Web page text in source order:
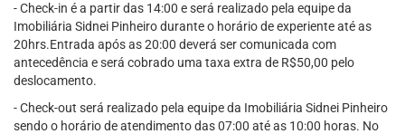
- Check-in é a partir das 14:00 e será realizado pela equipe da
Imobiliária Sidnei Pinheiro durante o horário de experiente até as
20hrs.Entrada após as 20:00 deverá ser comunicada com
antecedência e será cobrado uma taxa extra de R$50,00 pelo
deslocamento.
- Check-out será realizado pela equipe da Imobiliária Sidnei Pinheiro
sendo o horário de atendimento das 07:00 até as 10:00 horas. No